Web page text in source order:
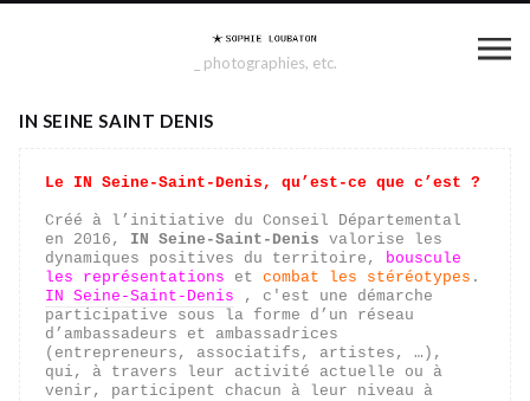
_ photographies, etc.
IN SEINE SAINT DENIS
Le IN Seine-Saint-Denis, qu’est-ce que c’est ?
Créé à l’initiative du Conseil Départemental
en 2016, IN Seine-Saint-Denis valorise les
dynamiques positives du territoire,
bouscule
les représentations et combat les stéréotypes
IN Seine-Saint-Denis , c'est une démarche
participative sous la forme d’un réseau
d’ambassadeurs et ambassadrices
(entrepreneurs, associatifs, artistes, …),
qui, à travers leur activité actuelle ou à
venir, participent chacun à leur niveau à